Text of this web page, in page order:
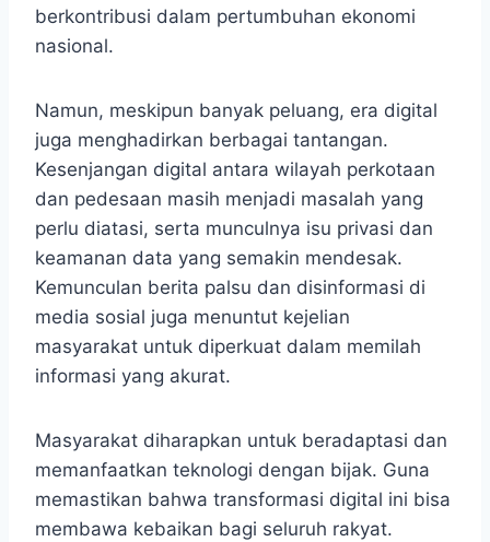
berkontribusi dalam pertumbuhan ekonomi
nasional.
Namun, meskipun banyak peluang, era digital
juga menghadirkan berbagai tantangan.
Kesenjangan digital antara wilayah perkotaan
dan pedesaan masih menjadi masalah yang
perlu diatasi, serta munculnya isu privasi dan
keamanan data yang semakin mendesak.
Kemunculan berita palsu dan disinformasi di
media sosial juga menuntut kejelian
masyarakat untuk diperkuat dalam memilah
informasi yang akurat.
Masyarakat diharapkan untuk beradaptasi dan
memanfaatkan teknologi dengan bijak. Guna
memastikan bahwa transformasi digital ini bisa
membawa kebaikan bagi seluruh rakyat.